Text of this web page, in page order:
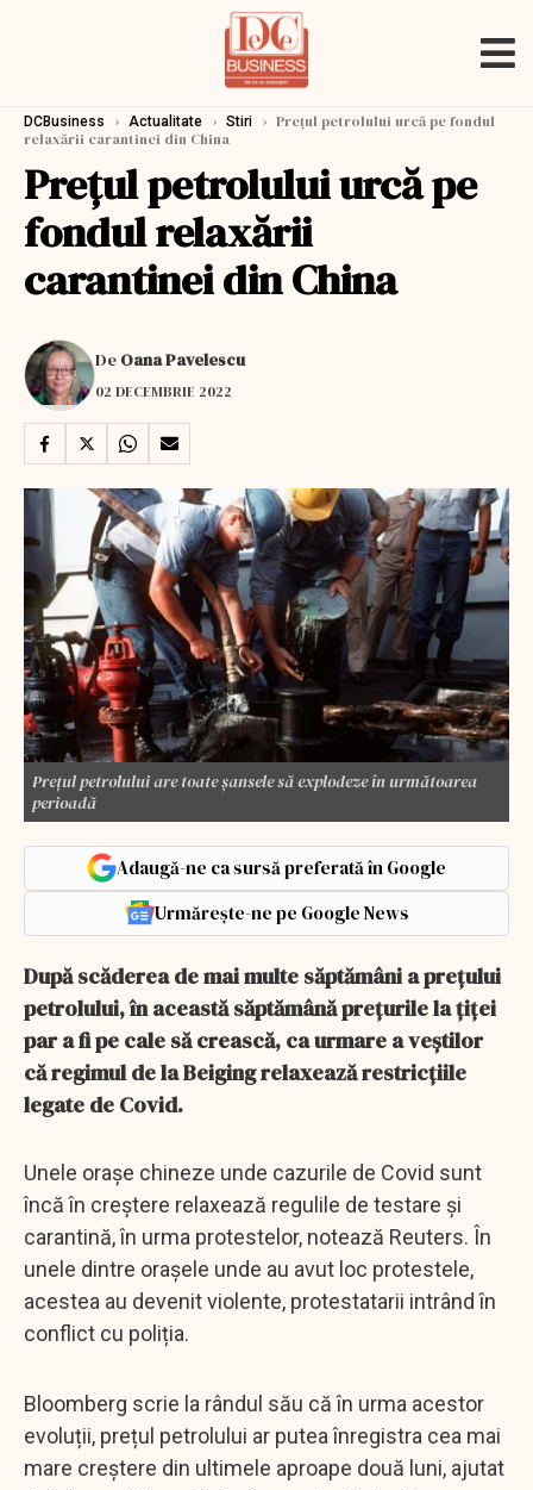
DCBusiness › Actualitate › Stiri › Prețul petrolului urcă pe fondul
relaxării carantinei din China
Prețul petrolului urcă pe
fondul relaxării
carantinei din China
De Oana Pavelescu
02 DECEMBRIE 2022
Prețul petrolului are toate șansele să explodeze în următoarea
perioadă
Adaugă-ne ca sursă preferată în Google
Urmărește-ne pe Google News
După scăderea de mai multe săptămâni a prețului
petrolului, în această săptămână prețurile la țiței
par a fi pe cale să crească, ca urmare a veștilor
că regimul de la Beiging relaxează restricțiile
legate de Covid.
Unele orașe chineze unde cazurile de Covid sunt
încă în creștere relaxează regulile de testare și
carantină, în urma protestelor, notează Reuters. În
unele dintre orașele unde au avut loc protestele,
acestea au devenit violente, protestatarii intrând în
conflict cu poliția.
Bloomberg scrie la rândul său că în urma acestor
evoluții, prețul petrolului ar putea înregistra cea mai
mare creștere din ultimele aproape două luni, ajutat